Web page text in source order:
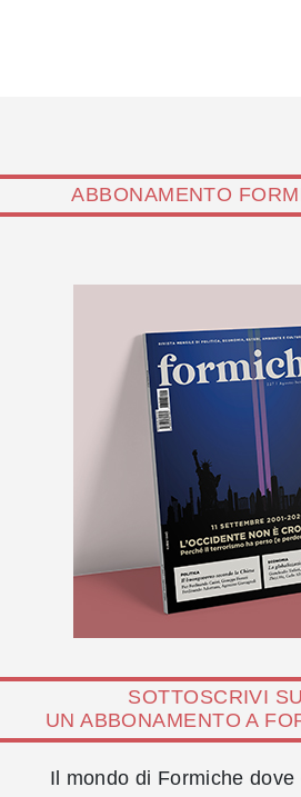
ABBONAMENTO
SOTTOSCRIVI
UN ABBONAMENTO A
Il mondo di Formiche